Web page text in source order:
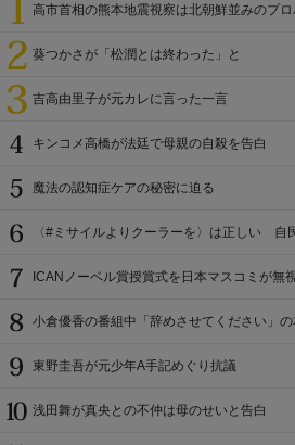
高市首相の熊本地震視察は北朝鮮並みのプロ
葵つかさが「松潤とは終わった」と
吉高由里子が元カレに言った一言
キンコメ高橋が法廷で母親の自殺を告白
魔法の認知症ケアの秘密に迫る
〈#ミサイルよりクーラーを〉は正しい 自
ICANノーベル賞授賞式を日本マスコミが無視
小倉優香の番組中「辞めさせてください」
東野圭吾が元少年A手記めぐり抗議
浅田舞が真央との不仲は母のせいと告白